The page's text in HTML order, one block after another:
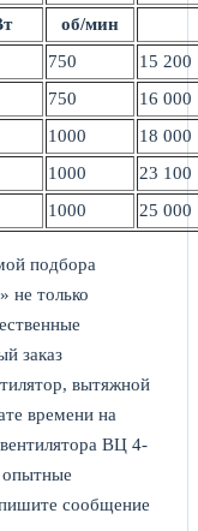
об/мин
750
15 200
750
16 000
1000
18 000
1000
23 100
1000 25 000
подбора
не только
заказ
вытяжной
времени на
ВЦ 4-
сообщение